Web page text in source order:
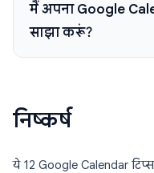
मैं अपना Google
साझा करूं?
निष्कर्ष
ये 12 Google Calendar